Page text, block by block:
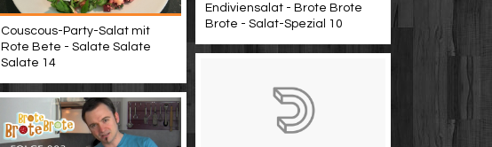
Endiviensalat - Brote Brote
Brote - Salat-Spezial 10
Couscous-Party-Salat mit
Rote Bete - Salate Salate
Salate 14